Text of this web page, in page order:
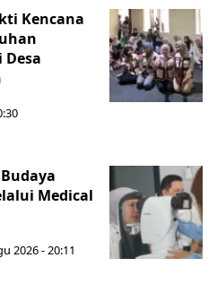
Kencana
Medical
2026 - 20:11